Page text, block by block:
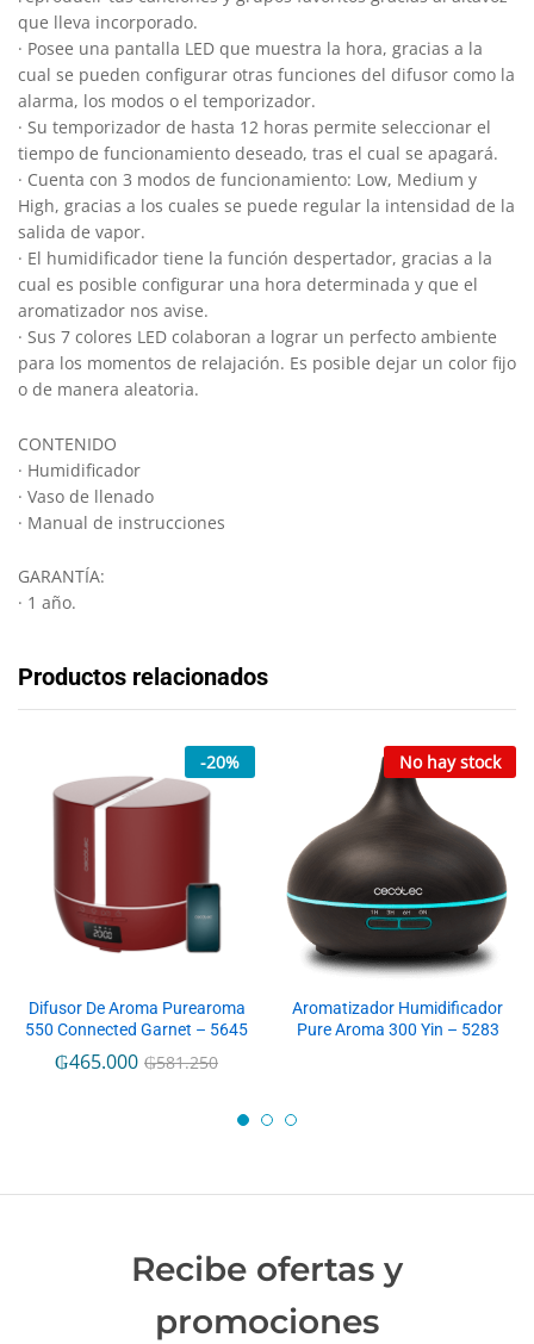
que lleva incorporado.
· Posee una pantalla LED que muestra la hora, gracias a la
cual se pueden configurar otras funciones del difusor como la
alarma, los modos o el temporizador.
· Su temporizador de hasta 12 horas permite seleccionar el
tiempo de funcionamiento deseado, tras el cual se apagará.
· Cuenta con 3 modos de funcionamiento: Low, Medium y
High, gracias a los cuales se puede regular la intensidad de la
salida de vapor.
· El humidificador tiene la función despertador, gracias a la
cual es posible configurar una hora determinada y que el
aromatizador nos avise.
· Sus 7 colores LED colaboran a lograr un perfecto ambiente
para los momentos de relajación. Es posible dejar un color fijo
o de manera aleatoria.
CONTENIDO
· Humidificador
· Vaso de llenado
· Manual de instrucciones
GARANTÍA:
· 1 año.
Productos relacionados
-20%
Difusor De Aroma Purearoma
550 Connected Garnet – 5645
₲465.000 ₲581.250
No hay stock
Aromatizador Humidificador
Pure Aroma 300 Yin – 5283
Recibe ofertas y
promociones